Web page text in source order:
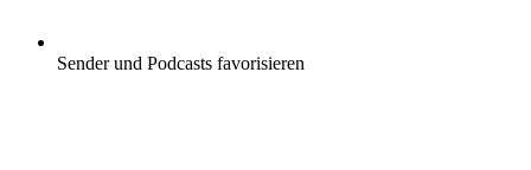
Sender und Podcasts favorisieren